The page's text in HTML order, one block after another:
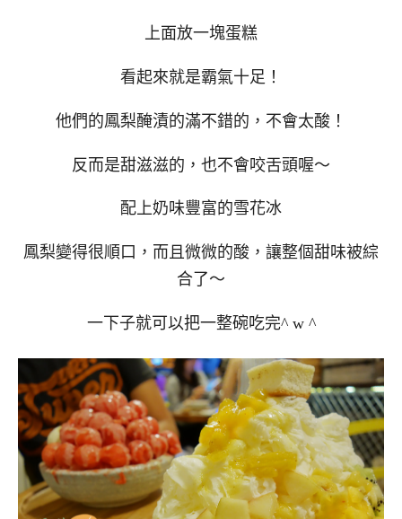
上面放一塊蛋糕
看起來就是霸氣十足！
他們的鳳梨醃漬的滿不錯的，不會太酸！
反而是甜滋滋的，也不會咬舌頭喔～
配上奶味豐富的雪花冰
鳳梨變得很順口，而且微微的酸，讓整個甜味被綜
合了～
一下子就可以把一整碗吃完^ w ^